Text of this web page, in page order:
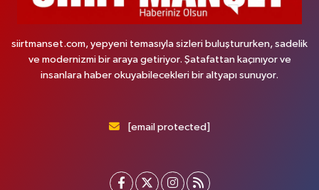
siirtmanset.com, yepyeni temasıyla sizleri buluştururken, sadelik
ve modernizmi bir araya getiriyor. Şatafattan kaçınıyor ve
insanlara haber okuyabilecekleri bir altyapı sunuyor.
[email protected]